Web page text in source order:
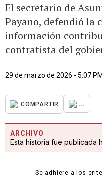
El secretario de
Payano, defendió la
información
contratista del
29 de marzo de 2026 - 5:07 PM
COMPARTIR ...
ARCHIVO
Esta historia fue publicada
Se adhiere a los